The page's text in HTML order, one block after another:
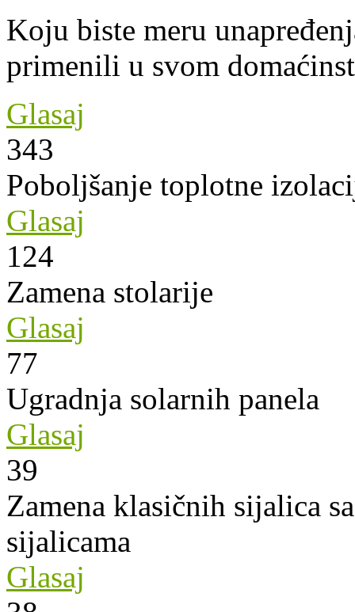
Koju biste meru
primenili u svom
Glasaj
343
Poboljšanje toplotne
Glasaj
124
Zamena stolarije
Glasaj
77
Ugradnja solarnih panela
Glasaj
39
Zamena klasičnih sijalica
sijalicama
Glasaj